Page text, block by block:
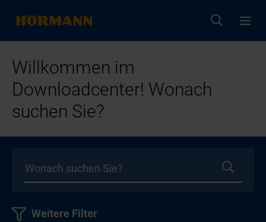
Willkommen im
Downloadcenter! Wonach
suchen Sie?
Weitere Filter